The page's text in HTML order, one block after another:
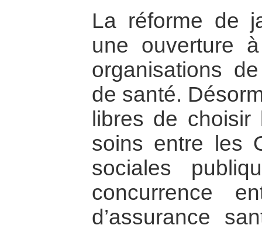
La réforme de
une ouverture
organisations
de santé.
libres de
soins entre les
sociales
concurrence
d’assurance